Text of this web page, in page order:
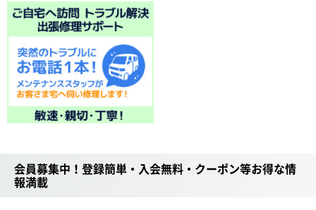
会員募集中！登録簡単・入会無料・クーポン等お得な情
報満載